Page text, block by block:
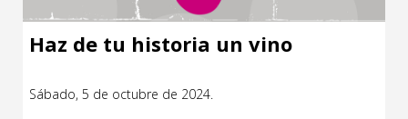
Sin categoría
Haz de tu historia un vino
Sábado, 5 de octubre de 2024.